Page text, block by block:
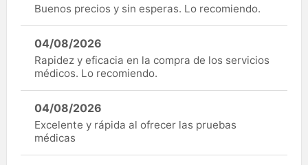
Buenos precios y sin esperas. Lo recomiendo.
04/08/2026
Rapidez y eficacia en la compra de los servicios
médicos. Lo recomiendo.
04/08/2026
Excelente y rápida al ofrecer las pruebas
médicas